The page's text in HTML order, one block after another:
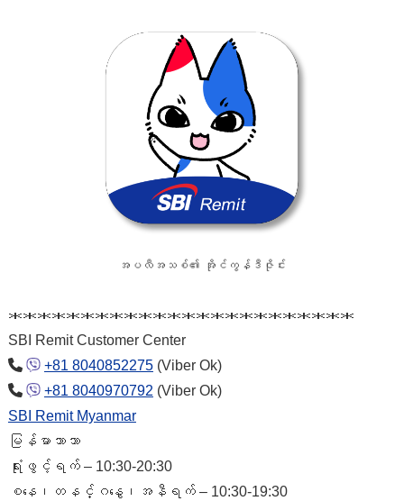
အပလီအသစ်၏ အိုင်ကွန်ဒီဇိုင်း
＊＊＊＊＊＊＊＊＊＊＊＊＊＊＊＊＊＊＊＊＊＊＊＊
SBI Remit Customer Center
+81 8040852275(Viber Ok)
+81 8040970792 (Viber Ok)
SBI Remit Myanmar
မြန်မာဘာသာ
ရုံးဖွင့်ရက် – 10:30-20:30
စနေ၊တနင်္ဂနွေ၊အနီရက် – 10:30-19:30